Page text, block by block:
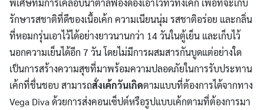
พิเศษที่มีการเคลือบน้ำตาลฟองดองเอาไว้ทั่วทั้งเค้ก เพื่อที่จะเก็บ
รักษารสชาติที่ดีของเนื้อเค้ก ความเนียนนุ่ม รสชาติอร่อย และกลิ่น
ที่หอมกรุ่นเอาไว้ได้อย่างยาวนานกว่า 14 วันในตู้เย็น และเก็บไว้
นอกความเย็นได้อีก 7 วัน โดยไม่มีการผสมสารกันบูดแต่อย่างใด
เป็นการสร้างความสุขที่มาพร้อมความปลอดภัยในการรับประทาน
เค้กที่ชื่นชอบ สามารถสั่งเค้กวันเกิดตามแบบที่ต้องการได้จากทาง
Vega Diva ด้วยการส่งคอนเซ็ปต์หรือรูปแบบเค้กตามที่ต้องการมา